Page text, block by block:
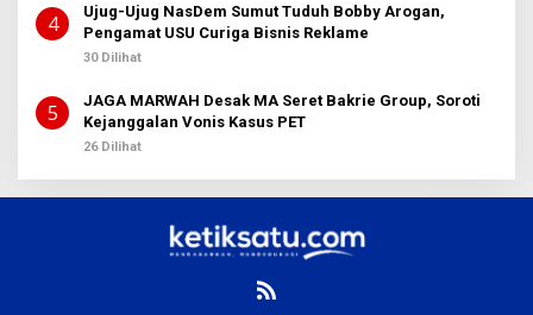
4
Ujug-Ujug NasDem Sumut Tuduh Bobby Arogan,
Pengamat USU Curiga Bisnis Reklame
30 Dilihat
5
JAGA MARWAH Desak MA Seret Bakrie Group, Soroti
Kejanggalan Vonis Kasus PET
26 Dilihat